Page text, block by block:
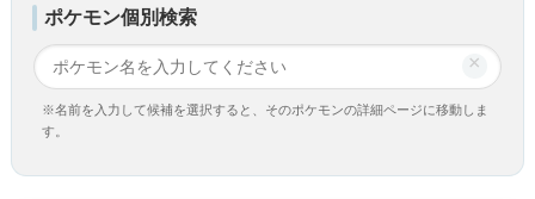
ポケモン個別検索
×
※名前を入力して候補を選択すると、そのポケモンの詳細ページに移動しま
す。